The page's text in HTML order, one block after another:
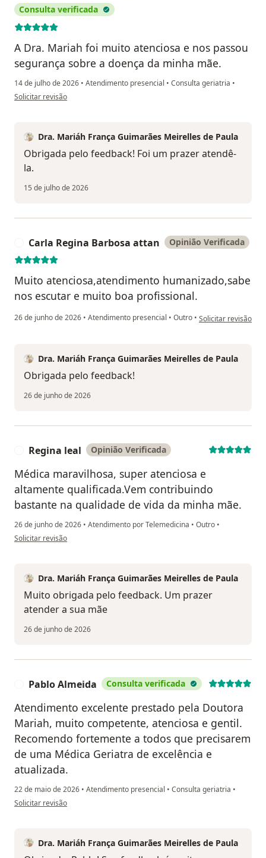
Consulta verificada
A Dra. Mariah foi muito atenciosa e nos passou
segurança sobre a doença da minha mãe.
14 de julho de 2026 • Atendimento presencial • Consulta geriatria •
na opinião do utilizador Luciano Bicchieri Medeiros
Solicitar revisão
Dra. Mariáh França Guimarães Meirelles de Paula
Obrigada pelo feedback! Foi um prazer atendê-
la.
15 de julho de 2026
Carla Regina Barbosa attan Opinião Verificada
Muito atenciosa,atendimento humanizado,sabe
nos escutar e muito boa profissional.
26 de junho de 2026 • Atendimento presencial • Outro • na opinião do
Solicitar revisão
Dra. Mariáh França Guimarães Meirelles de Paula
Obrigada pelo feedback!
26 de junho de 2026
Regina leal Opinião Verificada
Médica maravilhosa, super atenciosa e
altamente qualificada.Vem contribuindo
bastante na qualidade de vida da minha mãe.
26 de junho de 2026 • Atendimento por Telemedicina • Outro •
na opinião do utilizador Regina leal
Solicitar revisão
Dra. Mariáh França Guimarães Meirelles de Paula
Muito obrigada pelo feedback. Um prazer
atender a sua mãe
26 de junho de 2026
Pablo Almeida Consulta verificada
Atendimento excelente prestado pela Doutora
Mariah, muito competente, atenciosa e gentil.
Recomendo fortemente a todos que precisarem
de uma Médica Geriatra de excelência e
atualizada.
22 de maio de 2026 • Atendimento presencial • Consulta geriatria •
na opinião do utilizador Pablo Almeida
Solicitar revisão
Dra. Mariáh França Guimarães Meirelles de Paula